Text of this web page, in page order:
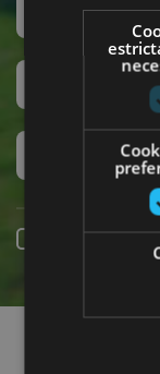
Accesibilidad
Turismo
Experiencias
Reserva